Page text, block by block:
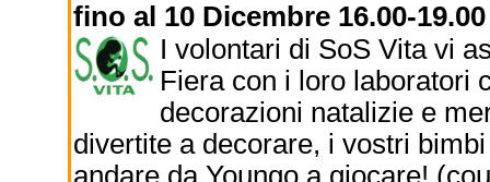
fino al 10 Dicembre 16.00-
I volontari di SoS Vita vi
Fiera con i loro laboratori
decorazioni natalizie e
divertite a decorare, i vostri
andare da Youngo a giocare!